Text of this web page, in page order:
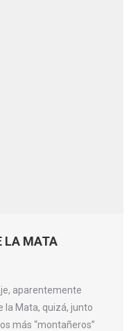
LA MATA
aparentemente
la Mata, quizá, junto
más “montañeros”